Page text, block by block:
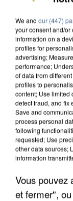
APRÈS
DE FAUNE
We and our (447)
your consent and/or
information on a
profiles for
advertising;
performance;
of data from
profiles to
content; Use limited
detect fraud, and fix
Save and
process personal
following
requested; Use
other data sources;
information
Vous pouvez
et fermer",